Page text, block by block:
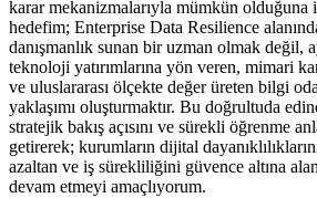
karar mekanizmalarıyla mümkün olduğuna
hedefim; Enterprise Data Resilience
danışmanlık sunan bir uzman olmak değil,
teknoloji yatırımlarına yön veren, mimari
ve uluslararası ölçekte değer üreten bilgi
yaklaşımı oluşturmaktır. Bu doğrultuda
stratejik bakış açısını ve sürekli öğrenme
getirerek; kurumların dijital
azaltan ve iş sürekliliğini güvence altına
devam etmeyi amaçlıyorum.